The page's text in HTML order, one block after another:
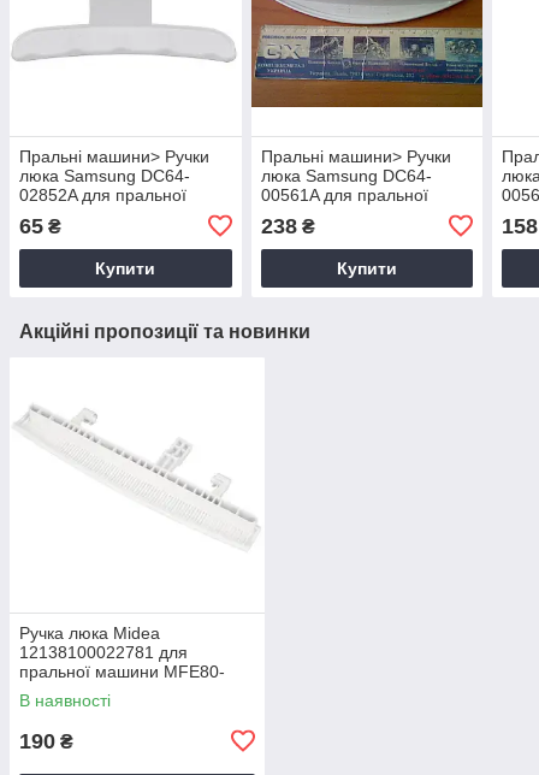
Пральні машини> Ручки
люка Samsung DC64-
02852A для пральної
65 ₴
Купити
Пральні машини> Ручки
люка Samsung DC64-
00561A для пральної
238₴
Купити
158
Акційні пропозиції та новинки
Ручка люка Midea
12138100022781 для
пральної машини MFE80-
T1313B_F02E-EU_A33-
601031
В наявності
190 ₴